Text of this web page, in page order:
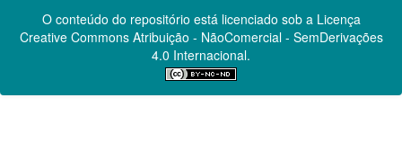
O conteúdo do repositório está licenciado sob a Licença
Creative CommonsAtribuição - NãoComercial - SemDerivações
4.0 Internacional.